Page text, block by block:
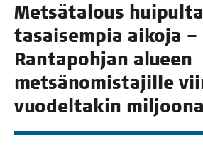
Met­sä­ta­lous
tasai­sem­pia aiko­ja –
Ran­ta­poh­jan alu­een
met­sä­no­mis­ta­jil­le
vuo­del­ta­kin